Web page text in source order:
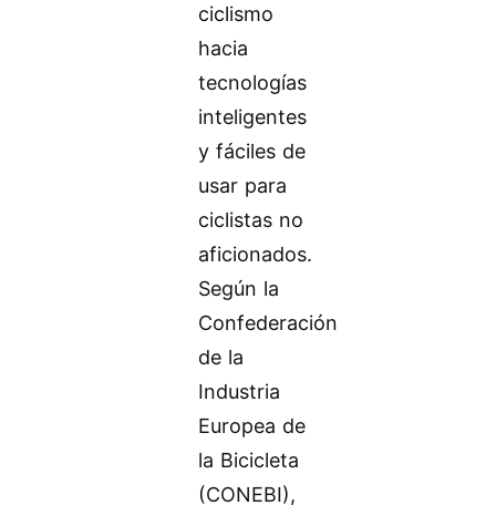
ciclismo
hacia
tecnologías
inteligentes
y fáciles de
usar para
ciclistas no
aficionados.
Según la
Confederación
de la
Industria
Europea de
la Bicicleta
(CONEBI),